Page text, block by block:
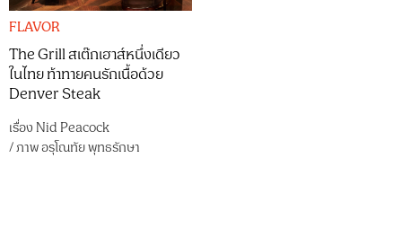
FLAVOR
The Grill สเต๊กเฮาส์หนึ่งเดียว
ในไทย ท้าทายคนรักเนื้อด้วย
Denver Steak
เรื่อง Nid Peacock
/ภาพอรุโณทัย พุทธรักษา